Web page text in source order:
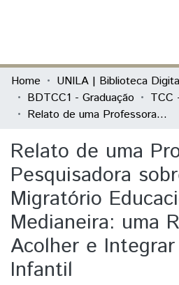
Communities & Collections
All of DSpace
Home
BDTCC1 - Graduação
Relato de uma Professora-Pesquisadora sobre o Contexto Migratório Educacional em Medianeira: uma Reflexão sobre Acolher e Integrar na Educação Infantil
Relato de uma
Pesquisadora
Migratório
Medianeira: uma
Acolher e
Infantil